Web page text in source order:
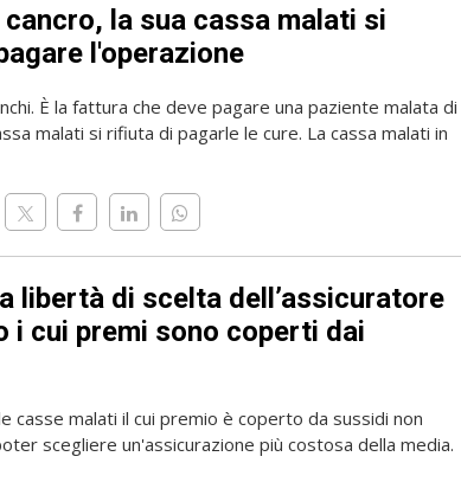
la sua cassa malati si
l'operazione
È la fattura che deve pagare una paziente malata di
malati si rifiuta di pagarle le cure. La cassa malati in
libertà di scelta dell’assicuratore
i cui premi sono coperti dai
casse malati il cui premio è coperto da sussidi non
scegliere un'assicurazione più costosa della media.